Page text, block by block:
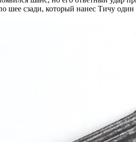
сзади, который нанес Тичу один